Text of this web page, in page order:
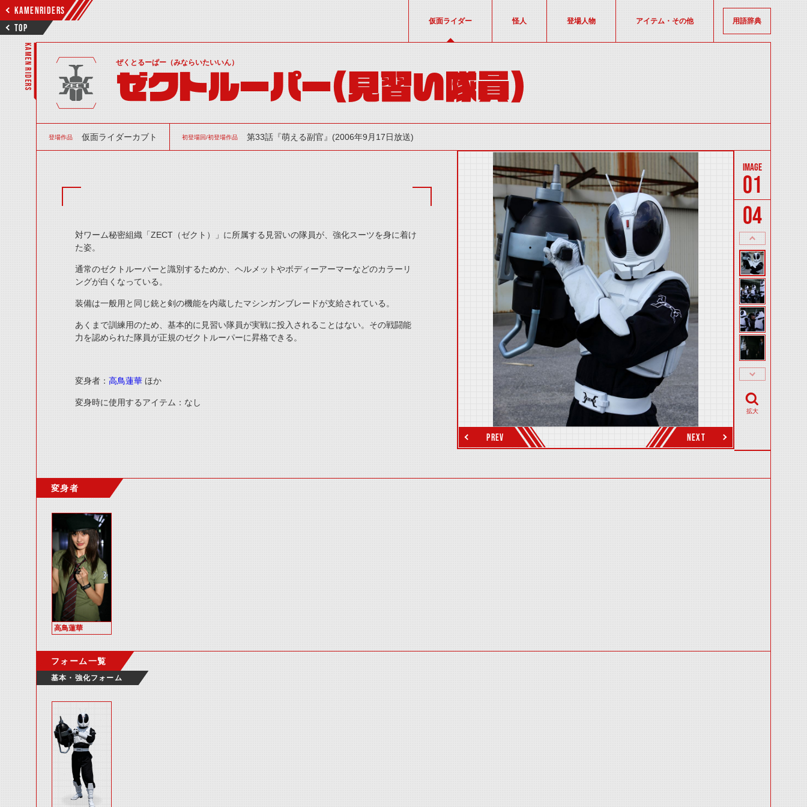
KAMENRIDERS
TOP
仮面ライダー 怪人 登場人物 アイテム・その他 用語辞典
KAMEN RIDERS ぜくとるーぱー（みならいたいいん）
ゼクトルーパー（見習い隊員）
登場作品 仮面ライダーカブト 初登場回/初登場作品 第33話『萌える副官』(2006年9月17日放送)
対ワーム秘密組織「ZECT（ゼクト）」に所属する見習いの隊員が、強化スーツを身に着け
た姿。
通常のゼクトルーパーと識別するためか、ヘルメットやボディーアーマーなどのカラーリ
ングが白くなっている。
装備は一般用と同じ銃と剣の機能を内蔵したマシンガンブレードが支給されている。
あくまで訓練用のため、基本的に見習い隊員が実戦に投入されることはない。その戦闘能
力を認められた隊員が正規のゼクトルーパーに昇格できる。
変身者： 高鳥蓮華 ほか
変身時に使用するアイテム：なし
PREV NEXT
01
04
拡大
変身者
高鳥蓮華
フォーム一覧
基本・強化フォーム